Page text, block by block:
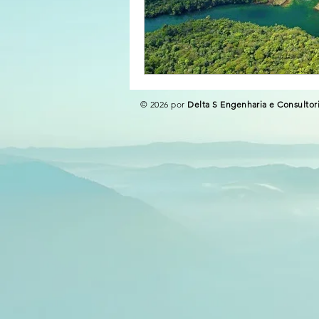
© 2026 por Delta S Engenharia e